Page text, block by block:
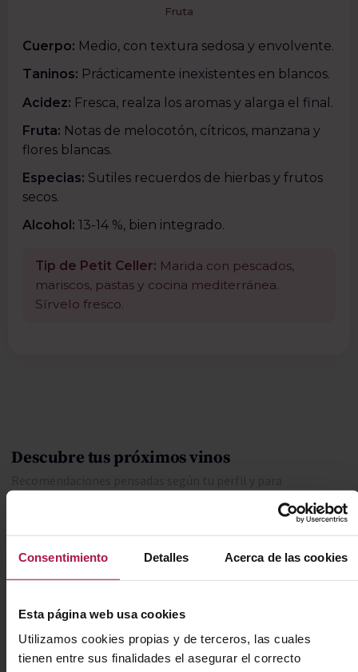
Consentimiento Detalles Acerca de las cookies
Esta página web usa cookies
Utilizamos cookies propias y de terceros, las cuales
tienen entre sus finalidades el asegurar el correcto
Fruta
Cuerpo: Medio, con textura sedosa y envolvente.
Taninos: Prácticamente inexistentes en blancos.
Acidez: Fresca, realza los aromas y alarga el final.
Fruta: Notas de melocotón, cítricos, manzana y
flores blancas.
Especias: Sutiles recuerdos de hierbas y frutos
secos.
Alcohol: 13-14 %, bien integrado.
Tip de Petit Celler: Marida con pescados,
mariscos, pastas y cocina mediterránea.
Sírvelo fresco.
Descubre tus próximos vinos
Ensamblaje elegante de la costa toscana, con fruta y
mineralidad.
Ver más